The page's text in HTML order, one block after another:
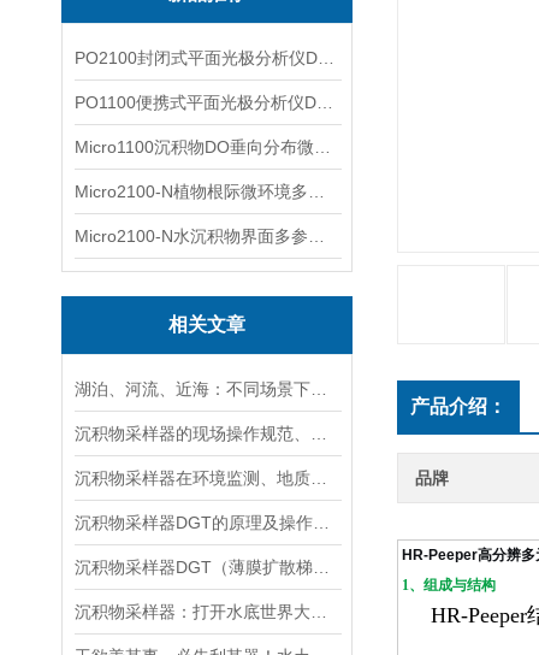
相关文章
产品介绍：
品牌
HR-Peeper高分辨
1、组成与结构
HR-Peeper